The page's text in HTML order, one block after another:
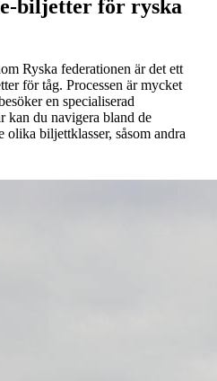
biljetter för ryska
Ryska federationen är det ett
för tåg. Processen är mycket
en specialiserad
kan du navigera bland de
biljettklasser, såsom andra